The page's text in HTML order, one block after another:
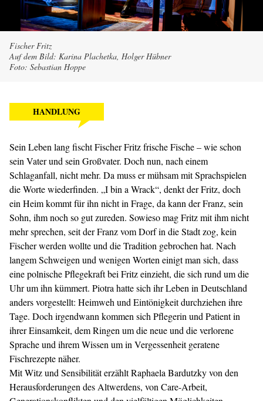
Fischer Fritz
Auf dem Bild: Karina Plachetka, Holger Hübner
Foto: Sebastian Hoppe
HANDLUNG
Sein Leben lang fischt Fischer Fritz frische Fische – wie schon
sein Vater und sein Großvater. Doch nun, nach einem
Schlaganfall, nicht mehr. Da muss er mühsam mit Sprachspielen
die Worte wiederfinden. „I bin a Wrack“, denkt der Fritz, doch
ein Heim kommt für ihn nicht in Frage, da kann der Franz, sein
Sohn, ihm noch so gut zureden. Sowieso mag Fritz mit ihm nicht
mehr sprechen, seit der Franz vom Dorf in die Stadt zog, kein
Fischer werden wollte und die Tradition gebrochen hat. Nach
langem Schweigen und wenigen Worten einigt man sich, dass
eine polnische Pflegekraft bei Fritz einzieht, die sich rund um die
Uhr um ihn kümmert. Piotra hatte sich ihr Leben in Deutschland
anders vorgestellt: Heimweh und Eintönigkeit durchziehen ihre
Tage. Doch irgendwann kommen sich Pflegerin und Patient in
ihrer Einsamkeit, dem Ringen um die neue und die verlorene
Sprache und ihrem Wissen um in Vergessenheit geratene
Fischrezepte näher.
Mit Witz und Sensibilität erzählt Raphaela Bardutzky von den
Herausforderungen des Altwerdens, von Care-Arbeit,